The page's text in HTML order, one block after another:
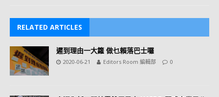
RELATED ARTICLES
遲到理由一大籮 做乜賴落巴士囉
2020-06-21 Editors Room 編輯部 0